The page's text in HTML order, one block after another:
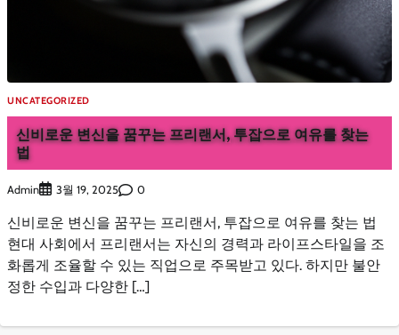
UNCATEGORIZED
신비로운 변신을 꿈꾸는 프리랜서, 투잡으로 여유를 찾는
법
Admin 3월 19, 2025 0
신비로운 변신을 꿈꾸는 프리랜서, 투잡으로 여유를 찾는 법
현대 사회에서 프리랜서는 자신의 경력과 라이프스타일을 조
화롭게 조율할 수 있는 직업으로 주목받고 있다. 하지만 불안
정한 수입과 다양한 […]